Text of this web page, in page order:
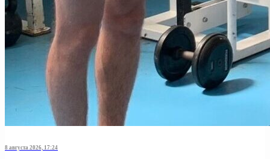
8 августа 2026, 17:24